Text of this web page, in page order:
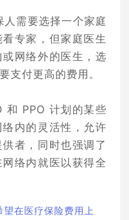
人需要选择一个家庭
专家，但家庭医生
网络外的医生，选
支付更高的费用。
和 PPO 计划的某些
内的灵活性，允许
者，同时也强调了
络内就医以获得全
在医疗保险费用上